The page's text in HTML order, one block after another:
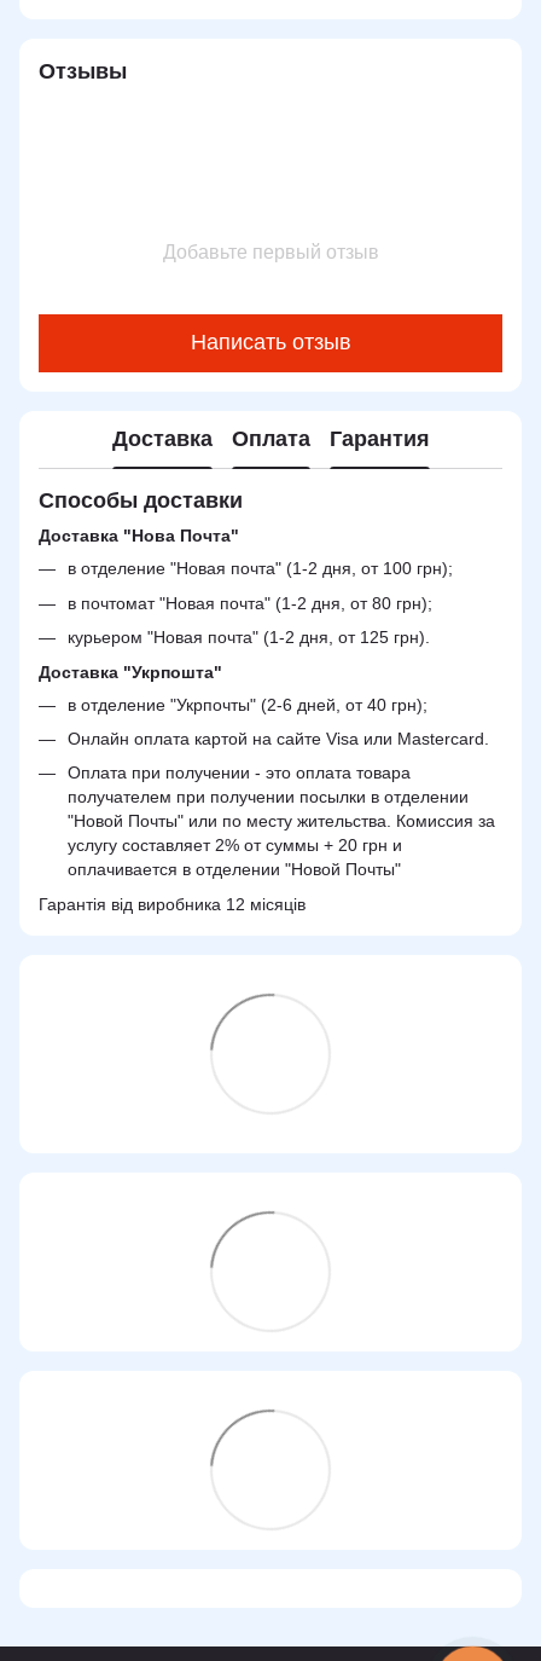
Отзывы
Добавьте первый отзыв
Написать отзыв
Доставка Оплата Гарантия
Способы доставки
Доставка "Нова Почта"
в отделение "Новая почта" (1-2 дня, от 100 грн);
в почтомат "Новая почта" (1-2 дня, от 80 грн);
курьером "Новая почта" (1-2 дня, от 125 грн).
Доставка "Укрпошта"
в отделение "Укрпочты" (2-6 дней, от 40 грн);
Онлайн оплата картой на сайте Visa или Mastercard.
Оплата при получении - это оплата товара
получателем при получении посылки в отделении
"Новой Почты" или по месту жительства. Комиссия за
услугу составляет 2% от суммы + 20 грн и
оплачивается в отделении "Новой Почты"
Гарантія від виробника 12 місяців